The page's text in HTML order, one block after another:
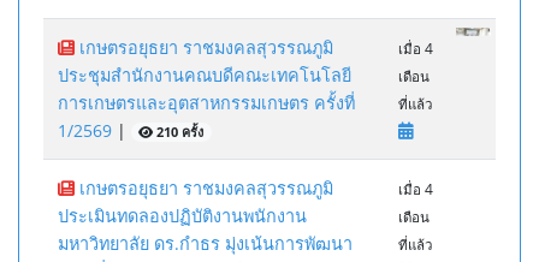
เกษตรอยุธยา ราชมงคลสุวรรณภูมิ
ประชุมสำนักงานคณบดีคณะเทคโนโลยี
การเกษตรและอุตสาหกรรมเกษตร ครั้งที่
1/2569 | 210 ครั้ง
เมื่อ 4
เดือน
ที่แล้ว
เกษตรอยุธยา ราชมงคลสุวรรณภูมิ
ประเมินทดลองปฏิบัติงานพนักงาน
มหาวิทยาลัย ดร.กำธร มุ่งเน้นการพัฒนา
เมื่อ 4
เดือน
ที่แล้ว